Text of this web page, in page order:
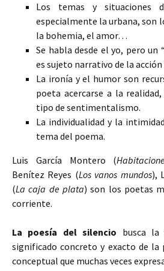
Los temas y situaciones
especialmente la urbana, son
la bohemia, el amor…
Se habla desde el yo, pero un
es sujeto narrativo de la acción
La ironía y el humor son
poeta acercarse a la
tipo de sentimentalismo.
La individualidad y la
tema del poema.
Luis García Montero (
Benítez Reyes (Los vanos mundos),
(La caja de plata) son los poetas
corriente.
La poesía del silencio busca la
significado concreto y exacto de la
conceptual que muchas veces